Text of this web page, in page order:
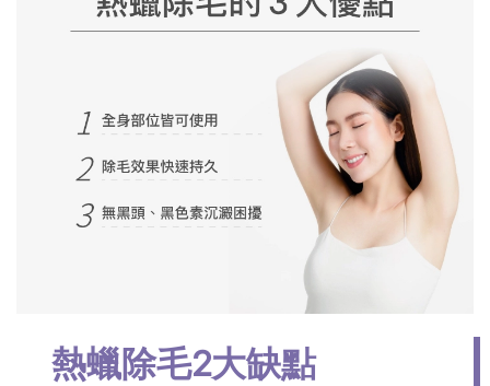
熱蠟除毛2大缺點